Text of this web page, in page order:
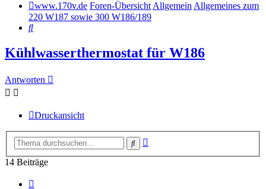
www.170v.de Foren-ÜbersichtAllgemeinAllgemeines zum
220 W187 sowie 300 W186/189
Suche
Kühlwasserthermostat für W186
Antworten
Druckansicht
Suche
14 Beiträge